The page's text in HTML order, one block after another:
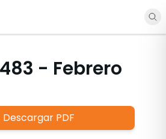
- Febrero
Descargar PDF